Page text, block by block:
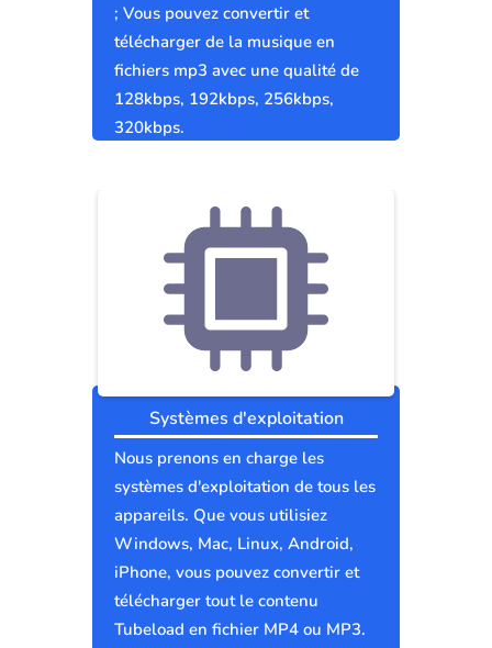
; Vous pouvez convertir et
télécharger de la musique en
fichiers mp3 avec une qualité de
128kbps, 192kbps, 256kbps,
320kbps.
Systèmes d'exploitation
Nous prenons en charge les
systèmes d'exploitation de tous les
appareils. Que vous utilisiez
Windows, Mac, Linux, Android,
iPhone, vous pouvez convertir et
télécharger tout le contenu
Tubeload en fichier MP4 ou MP3.